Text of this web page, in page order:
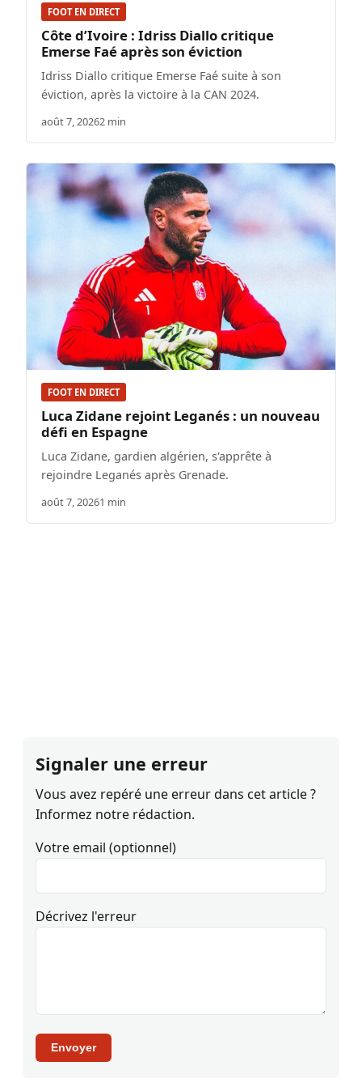
FOOT EN DIRECT
Côte d’Ivoire : Idriss Diallo critique
Emerse Faé après son éviction
Idriss Diallo critique Emerse Faé suite à son
éviction, après la victoire à la CAN 2024.
août 7, 20262 min
FOOT EN DIRECT
Luca Zidane rejoint Leganés : un nouveau
défi en Espagne
Luca Zidane, gardien algérien, s'apprête à
rejoindre Leganés après Grenade.
août 7, 20261 min
Signaler une erreur
Vous avez repéré une erreur dans cet article ?
Informez notre rédaction.
Votre email (optionnel)
Décrivez l'erreur
Envoyer